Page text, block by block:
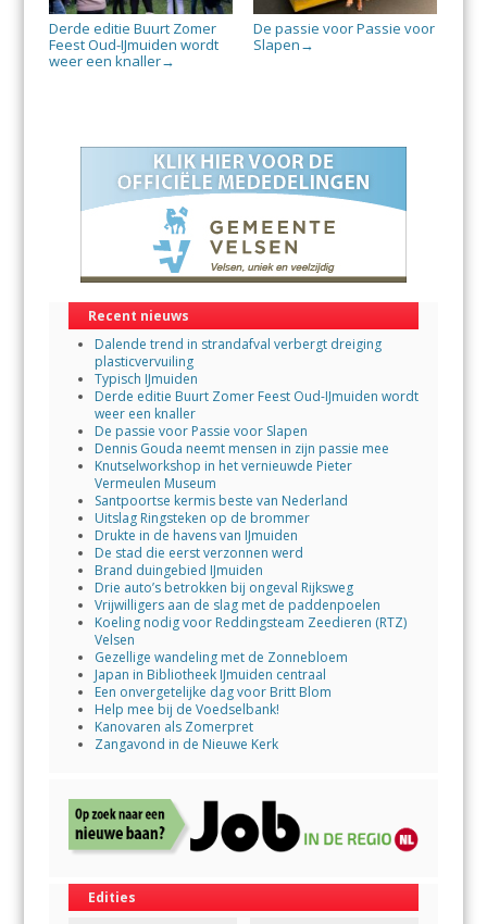
Derde editie Buurt Zomer
Feest Oud-IJmuiden wordt
weer een knaller→
De passie voor Passie voor
Slapen →
Recent nieuws
Dalende trend in strandafval verbergt dreiging
plasticvervuiling
Typisch IJmuiden
Derde editie Buurt Zomer Feest Oud-IJmuiden wordt
weer een knaller
De passie voor Passie voor Slapen
Dennis Gouda neemt mensen in zijn passie mee
Knutselworkshop in het vernieuwde Pieter
Vermeulen Museum
Santpoortse kermis beste van Nederland
Uitslag Ringsteken op de brommer
Drukte in de havens van IJmuiden
De stad die eerst verzonnen werd
Brand duingebied IJmuiden
Drie auto’s betrokken bij ongeval Rijksweg
Vrijwilligers aan de slag met de paddenpoelen
Koeling nodig voor Reddingsteam Zeedieren (RTZ)
Velsen
Gezellige wandeling met de Zonnebloem
Japan in Bibliotheek IJmuiden centraal
Een onvergetelijke dag voor Britt Blom
Help mee bij de Voedselbank!
Kanovaren als Zomerpret
Zangavond in de Nieuwe Kerk
Edities